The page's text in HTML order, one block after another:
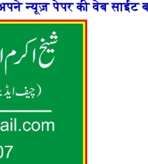
चाहते है या फिर न्यूज़